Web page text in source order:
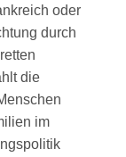
oder
durch
die
im